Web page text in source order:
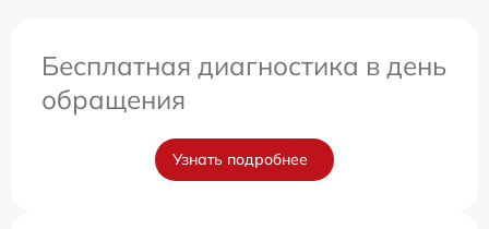
Бесплатная диагностика в день
обращения
Узнать подробнее